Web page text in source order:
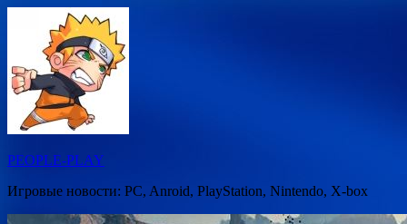
содержимому
PEOPLE-PLAY
Игровые новости: PC, Anroid, PlayStation, Nintendo, X-box